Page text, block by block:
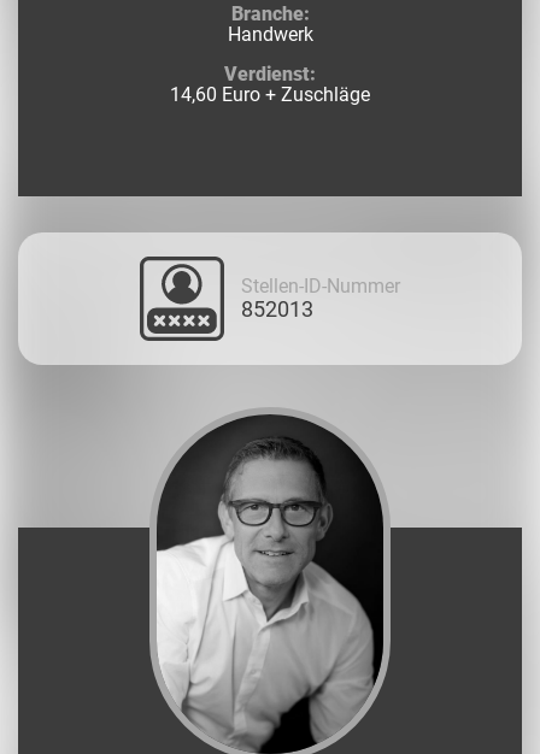
Branche:
Handwerk
Verdienst:
14,60 Euro + Zuschläge
Stellen-ID-Nummer
852013